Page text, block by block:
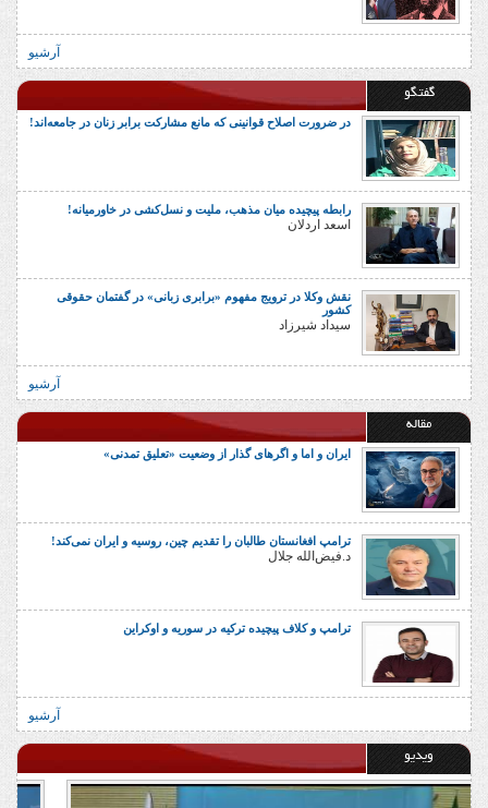
آرشیو
گفتگو
در ضرورت اصلاح قوانینی که مانع مشارکت برابر زنان در جامعه‌اند!
رابطه پیچیده میان مذهب، ملیت و نسل‌کشی در خاورمیانه!
اسعد اردلان
نقش وکلا در ترویج مفهوم «برابری زبانی» در گفتمان حقوقی
کشور
سیداد شیرزاد
آرشیو
مقاله
ایران و اما و اگرهای گذار از وضعیت «تعلیق تمدنی»
ترامپ افغانستان طالبان را تقدیم چین، روسیه و ایران نمی‌کند!
د.فیض‌الله جلال
ترامپ و کلاف پیچیده ترکیه در سوریه و اوکراین
آرشیو
ویدیو